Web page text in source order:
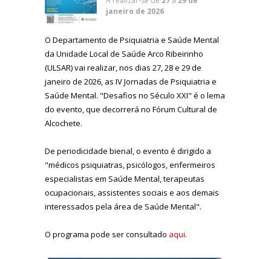
janeiro de 2026
O Departamento de Psiquiatria e Saúde Mental
da Unidade Local de Saúde Arco Ribeirinho
(ULSAR) vai realizar, nos dias 27, 28 e 29 de
janeiro de 2026, as IV Jornadas de Psiquiatria e
Saúde Mental. "Desafios no Século XXI" é o lema
do evento, que decorrerá no Fórum Cultural de
Alcochete.
De periodicidade bienal, o evento é dirigido a
"médicos psiquiatras, psicólogos, enfermeiros
especialistas em Saúde Mental, terapeutas
ocupacionais, assistentes sociais e aos demais
interessados pela área de Saúde Mental".
O programa pode ser consultado aqui.